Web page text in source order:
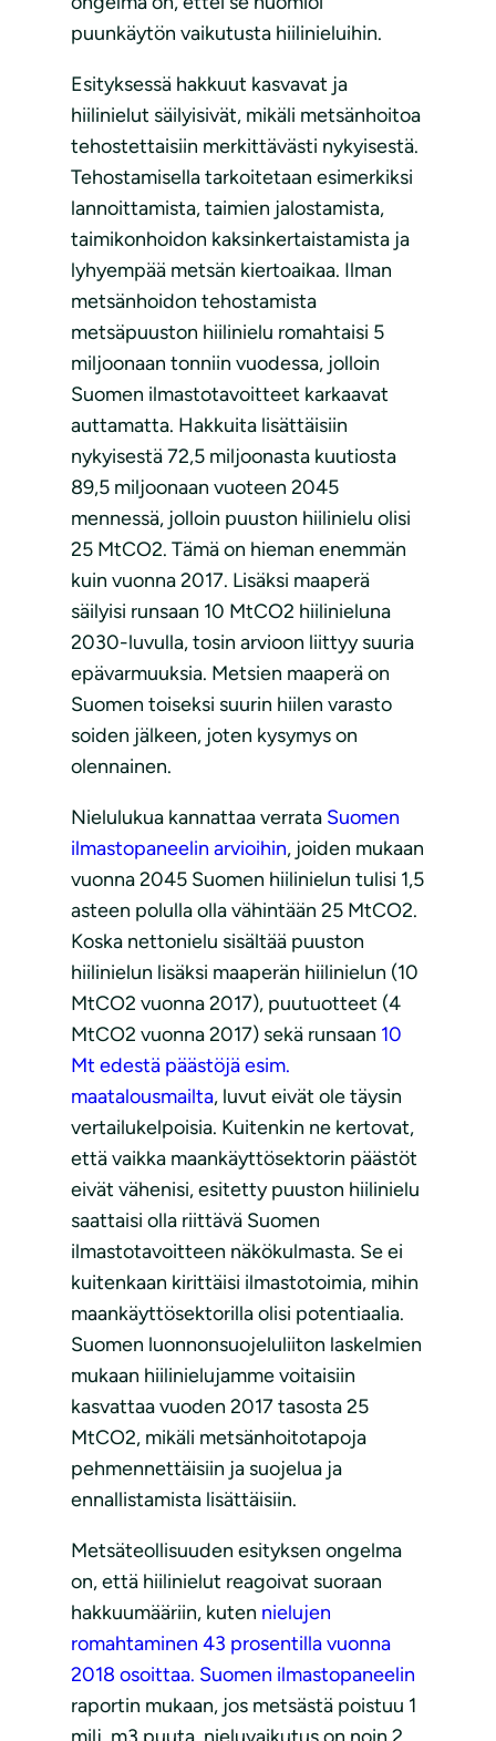
puunkäytön vaikutusta hiilinieluihin.
Esityksessä hakkuut kasvavat ja
hiilinielut säilyisivät, mikäli metsänhoitoa
tehostettaisiin merkittävästi nykyisestä.
Tehostamisella tarkoitetaan esimerkiksi
lannoittamista, taimien jalostamista,
taimikonhoidon kaksinkertaistamista ja
lyhyempää metsän kiertoaikaa. Ilman
metsänhoidon tehostamista
metsäpuuston hiilinielu romahtaisi 5
miljoonaan tonniin vuodessa, jolloin
Suomen ilmastotavoitteet karkaavat
auttamatta. Hakkuita lisättäisiin
nykyisestä 72,5 miljoonasta kuutiosta
89,5 miljoonaan vuoteen 2045
mennessä, jolloin puuston hiilinielu olisi
25 MtCO2. Tämä on hieman enemmän
kuin vuonna 2017. Lisäksi maaperä
säilyisi runsaan 10 MtCO2 hiilinieluna
2030-luvulla, tosin arvioon liittyy suuria
epävarmuuksia. Metsien maaperä on
Suomen toiseksi suurin hiilen varasto
soiden jälkeen, joten kysymys on
olennainen.
Nielulukua kannattaa verrata Suomen
ilmastopaneelin arvioihin, joiden mukaan
vuonna 2045 Suomen hiilinielun tulisi 1,5
asteen polulla olla vähintään 25 MtCO2.
Koska nettonielu sisältää puuston
hiilinielun lisäksi maaperän hiilinielun (10
MtCO2 vuonna 2017), puutuotteet (4
MtCO2 vuonna 2017) sekä runsaan 10
Mt edestä päästöjä esim.
maatalousmailta, luvut eivät ole täysin
vertailukelpoisia. Kuitenkin ne kertovat,
että vaikka maankäyttösektorin päästöt
eivät vähenisi, esitetty puuston hiilinielu
saattaisi olla riittävä Suomen
ilmastotavoitteen näkökulmasta. Se ei
kuitenkaan kirittäisi ilmastotoimia, mihin
maankäyttösektorilla olisi potentiaalia.
Suomen luonnonsuojeluliiton laskelmien
mukaan hiilinielujamme voitaisiin
kasvattaa vuoden 2017 tasosta 25
MtCO2, mikäli metsänhoitotapoja
pehmennettäisiin ja suojelua ja
ennallistamista lisättäisiin.
Metsäteollisuuden esityksen ongelma
on, että hiilinielut reagoivat suoraan
hakkuumääriin, kuten nielujen
romahtaminen 43 prosentilla vuonna
2018 osoittaa. Suomen ilmastopaneelin
raportin mukaan, jos metsästä poistuu 1